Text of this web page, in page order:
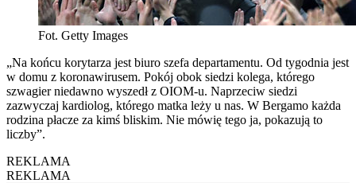
Fot. Getty Images
„Na końcu korytarza jest biuro szefa departamentu. Od tygodnia jest
w domu z koronawirusem. Pokój obok siedzi kolega, którego
szwagier niedawno wyszedł z OIOM-u. Naprzeciw siedzi
zazwyczaj kardiolog, którego matka leży u nas. W Bergamo każda
rodzina płacze za kimś bliskim. Nie mówię tego ja, pokazują to
liczby”.
REKLAMA
REKLAMA